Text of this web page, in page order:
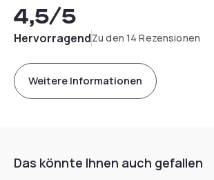
4,5/5
HervorragendZu den 14 Rezensionen
Weitere Informationen
Das könnte Ihnen auch gefallen